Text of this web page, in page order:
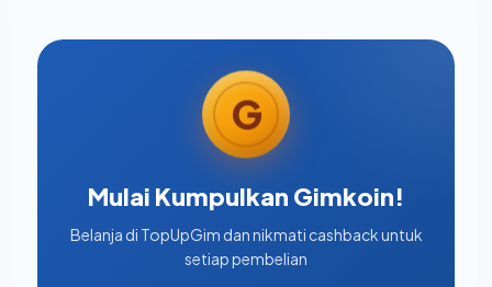
G
Mulai Kumpulkan Gimkoin!
Belanja di TopUpGim dan nikmati cashback untuk
setiap pembelian